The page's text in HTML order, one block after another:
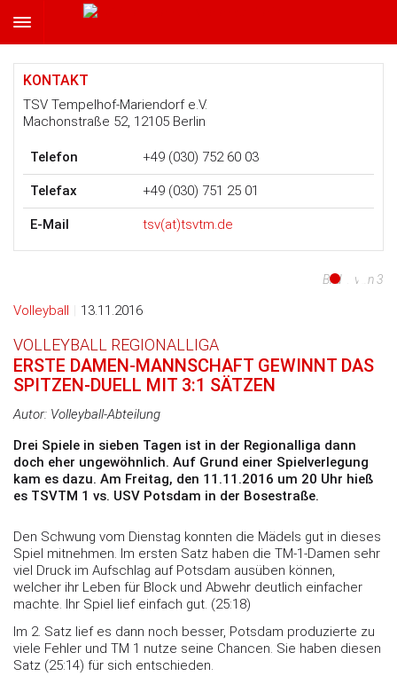
KONTAKT
TSV Tempelhof-Mariendorf e.V.
Machonstraße 52, 12105 Berlin
Telefon +49 (030) 752 60 03
Telefax +49 (030) 751 25 01
E-Mail tsv(at)tsvtm.de
Bild 1 von 3
Bild 2 von 3
Bild 3 von 3
Volleyball 13.11.2016
VOLLEYBALL REGIONALLIGA
ERSTE DAMEN-MANNSCHAFT GEWINNT DAS
SPITZEN-DUELL MIT 3:1 SÄTZEN
Autor: Volleyball-Abteilung
Drei Spiele in sieben Tagen ist in der Regionalliga dann
doch eher ungewöhnlich. Auf Grund einer Spielverlegung
kam es dazu. Am Freitag, den 11.11.2016 um 20 Uhr hieß
es TSVTM 1 vs. USV Potsdam in der Bosestraße.
Den Schwung vom Dienstag konnten die Mädels gut in dieses
Spiel mitnehmen. Im ersten Satz haben die TM-1-Damen sehr
viel Druck im Aufschlag auf Potsdam ausüben können,
welcher ihr Leben für Block und Abwehr deutlich einfacher
machte. Ihr Spiel lief einfach gut. (25:18)
Im 2. Satz lief es dann noch besser, Potsdam produzierte zu
viele Fehler und TM 1 nutze seine Chancen. Sie haben diesen
Satz (25:14) für sich entschieden.